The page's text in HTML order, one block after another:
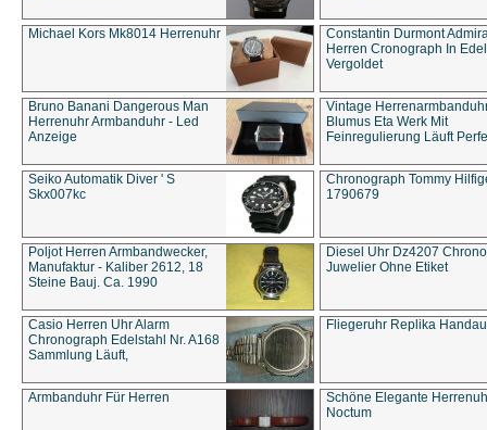
Michael Kors Mk8014 Herrenuhr
Constantin Durmont
Herren Cronograph In
Vergoldet
Bruno Banani Dangerous Man
Herrenuhr Armbanduhr - Led
Anzeige
Vintage
Blumus Eta Werk Mit
Feinregulierung Läuft
Seiko Automatik Diver ' S
Skx007kc
Chronograph Tommy
1790679
Poljot Herren Armbandwecker,
Manufaktur - Kaliber 2612, 18
Steine Bauj. Ca. 1990
Diesel Uhr Dz4207
Juwelier Ohne Etiket
Casio Herren Uhr Alarm
Chronograph Edelstahl Nr. A168
Sammlung Läuft,
Fliegeruhr Replika
Armbanduhr Für Herren
Schöne Elegante
Noctum